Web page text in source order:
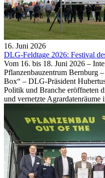
16. Juni 2026
DLG-Feldtage 2026: Festival
Vom 16. bis 18. Juni 2026 –
Pflanzenbauzentrum Bernburg
Box“ – DLG-Präsident
Politik und Branche eröffneten
und vernetzte Agrardatenräume